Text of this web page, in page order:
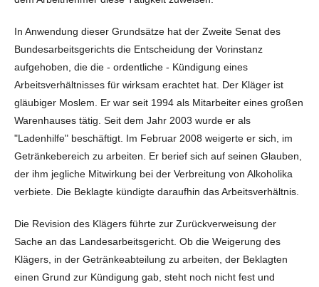
In Anwendung dieser Grundsätze hat der Zweite Senat des
Bundesarbeitsgerichts die Entscheidung der Vorinstanz
aufgehoben, die die - ordentliche - Kündigung eines
Arbeitsverhältnisses für wirksam erachtet hat. Der Kläger ist
gläubiger Moslem. Er war seit 1994 als Mitarbeiter eines großen
Warenhauses tätig. Seit dem Jahr 2003 wurde er als
"Ladenhilfe" beschäftigt. Im Februar 2008 weigerte er sich, im
Getränkebereich zu arbeiten. Er berief sich auf seinen Glauben,
der ihm jegliche Mitwirkung bei der Verbreitung von Alkoholika
verbiete. Die Beklagte kündigte daraufhin das Arbeitsverhältnis.
Die Revision des Klägers führte zur Zurückverweisung der
Sache an das Landesarbeitsgericht. Ob die Weigerung des
Klägers, in der Getränkeabteilung zu arbeiten, der Beklagten
einen Grund zur Kündigung gab, steht noch nicht fest und